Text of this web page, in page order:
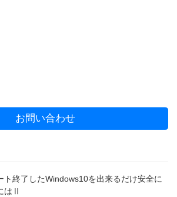
お問い合わせ
ト終了したWindows10を出来るだけ安全に
はⅡ